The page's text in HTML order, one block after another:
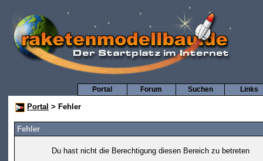
Links
Suchen
Forum
Portal
Portal > Fehler
Fehler
Du hast nicht die Berechtigung diesen Bereich zu betreten